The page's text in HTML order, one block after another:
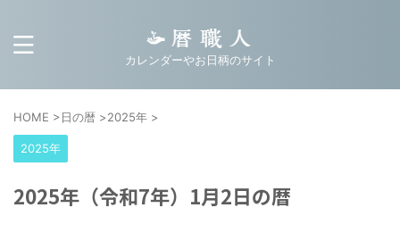
カレンダーやお日柄のサイト
HOME >日の暦 >2025年 >
2025年
2025年（令和7年）1月2日の暦